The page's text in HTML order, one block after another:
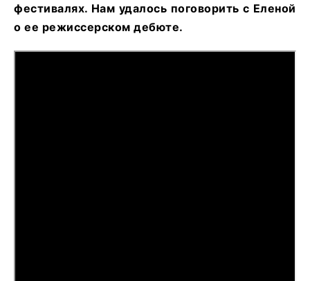
фестивалях. Нам удалось поговорить с Еленой
о ее режиссерском дебюте.